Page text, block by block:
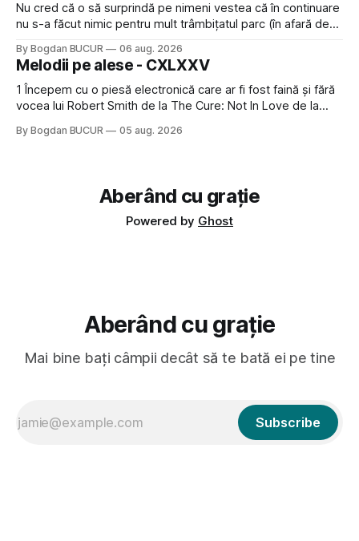
Nu cred că o să surprindă pe nimeni vestea că în continuare
nu s-a făcut nimic pentru mult trâmbițatul parc (în afară de
timp pui și latră prin gard la lumea care trece prin zonă). Am
avut, în schimb, o belea
By Bogdan BUCUR 06 aug. 2026
Melodii pe alese - CXLXXV
1 Începem cu o piesă electronică care ar fi fost faină și fără
vocea lui Robert Smith de la The Cure: Not In Love de la
a dovedit că jumătatea masculină a acelui duo era cam
By Bogdan BUCUR 05 aug. 2026
Aberând cu grație
Powered by Ghost
Aberând cu grație
Mai bine bați câmpii decât să te bată ei pe tine
Subscribe